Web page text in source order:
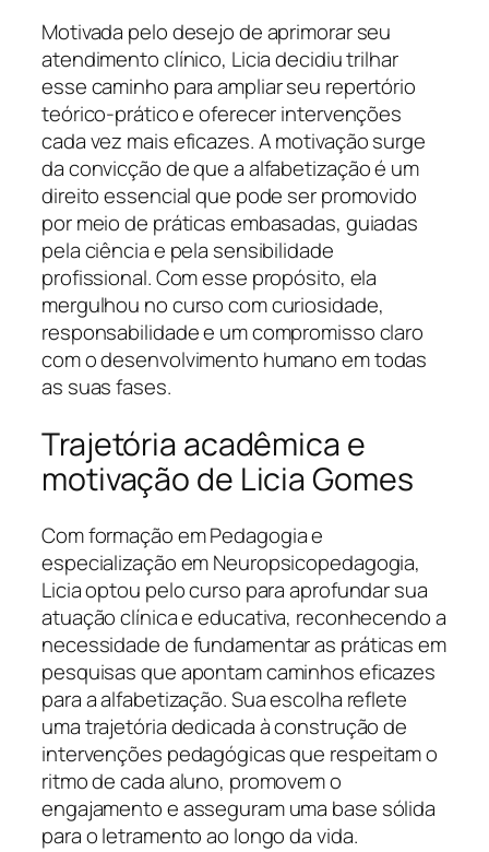
Motivada pelo desejo de aprimorar seu
atendimento clínico, Licia decidiu trilhar
esse caminho para ampliar seu repertório
teórico-prático e oferecer intervenções
cada vez mais eficazes. A motivação surge
da convicção de que a alfabetização é um
direito essencial que pode ser promovido
por meio de práticas embasadas, guiadas
pela ciência e pela sensibilidade
profissional. Com esse propósito, ela
mergulhou no curso com curiosidade,
responsabilidade e um compromisso claro
com o desenvolvimento humano em todas
as suas fases.
Trajetória acadêmica e
motivação de Licia Gomes
Com formação em Pedagogia e
especialização em Neuropsicopedagogia,
Licia optou pelo curso para aprofundar sua
atuação clínica e educativa, reconhecendo a
necessidade de fundamentar as práticas em
pesquisas que apontam caminhos eficazes
para a alfabetização. Sua escolha reflete
uma trajetória dedicada à construção de
intervenções pedagógicas que respeitam o
ritmo de cada aluno, promovem o
engajamento e asseguram uma base sólida
para o letramento ao longo da vida.